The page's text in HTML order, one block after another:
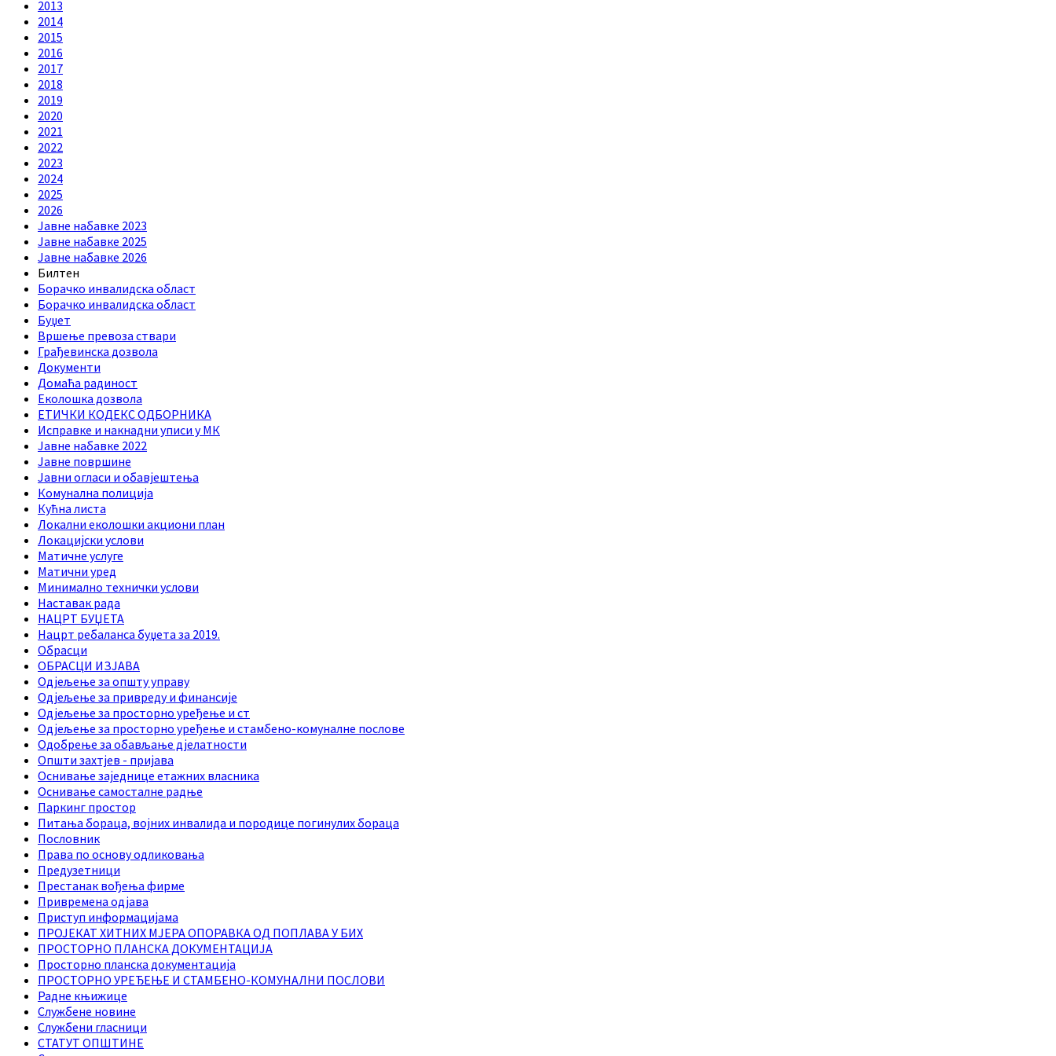
2013
2014
2015
2016
2017
2018
2019
2020
2021
2022
2023
2024
2025
2026
Jавне набавке 2023
Jавне набавке 2025
Jавне набавке 2026
Билтен
Борачко инвалидска област
Борачко инвалидска област
Буџет
Вршење превоза ствари
Грађевинска дозвола
Документи
Домаћа радиност
Еколошка дозвола
ЕТИЧКИ КОДЕКС ОДБОРНИКА
Исправке и накнадни уписи у МК
Јавне набавке 2022
Јавне површине
Јавни огласи и обавјештења
Комунална полиција
Кућна листа
Локални еколошки акциони план
Локацијски услови
Матичне услуге
Матични уред
Минимално технички услови
Наставак рада
НАЦРТ БУЏЕТА
Нацрт ребаланса буџета за 2019.
Обрасци
ОБРАСЦИ ИЗЈАВА
Одјељење за општу управу
Одјељење за привреду и финансије
Одјељење за просторно уређење и ст
Одјељење за просторно уређење и стамбено-комуналне послове
Одобрење за обављање дјелатности
Општи захтјев - пријава
Оснивање заједнице етажних власника
Оснивање самосталне радње
Паркинг простор
Питања бораца, војних инвалида и породице погинулих бораца
Пословник
Права по основу одликовања
Предузетници
Престанак вођења фирме
Привремена одјава
Приступ информацијама
ПРОЈЕКАТ ХИТНИХ МЈЕРА ОПОРАВКА ОД ПОПЛАВА У БИХ
ПРОСТОРНО ПЛАНСКА ДОКУМЕНТАЦИЈА
Просторно планска документација
ПРОСТОРНО УРЕЂЕЊЕ И СТАМБЕНО-КОМУНАЛНИ ПОСЛОВИ
Радне књижице
Службене новине
Службени гласници
СТАТУТ ОПШТИНЕ